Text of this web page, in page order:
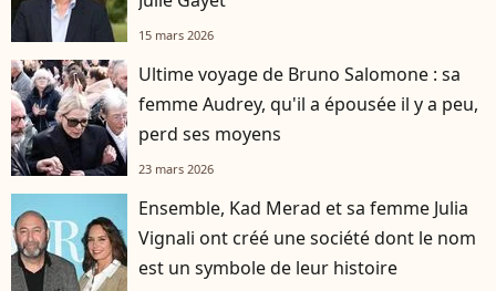
15 mars 2026
Ultime voyage de Bruno Salomone : sa
femme Audrey, qu'il a épousée il y a peu,
perd ses moyens
23 mars 2026
Ensemble, Kad Merad et sa femme Julia
Vignali ont créé une société dont le nom
est un symbole de leur histoire